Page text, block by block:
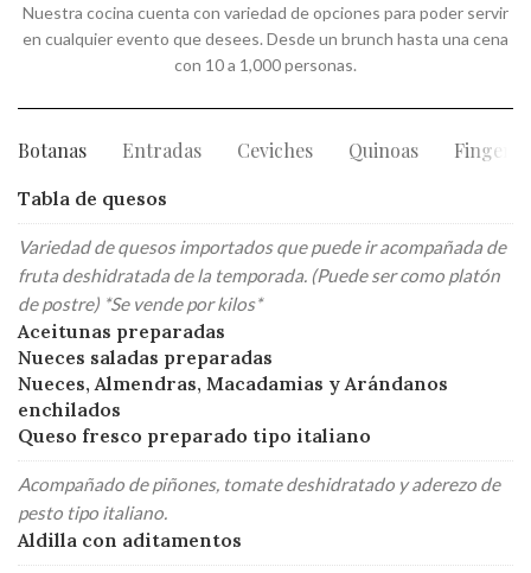
PEDIR
Nuestra cocina cuenta con variedad de opciones para poder servir
en cualquier evento que desees. Desde un brunch hasta una cena
con 10 a 1,000 personas.
Botanas Entradas Ceviches Quinoas Finger
Tabla de quesos
Variedad de quesos importados que puede ir acompañada de
fruta deshidratada de la temporada. (Puede ser como platón
de postre) *Se vende por kilos*
Aceitunas preparadas
Nueces saladas preparadas
Nueces, Almendras, Macadamias y Arándanos
enchilados
Queso fresco preparado tipo italiano
Acompañado de piñones, tomate deshidratado y aderezo de
pesto tipo italiano.
Aldilla con aditamentos